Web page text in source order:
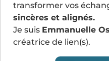
transformer vos
sincères et alignés.
Je suis Emmanuelle
créatrice de lien(s).